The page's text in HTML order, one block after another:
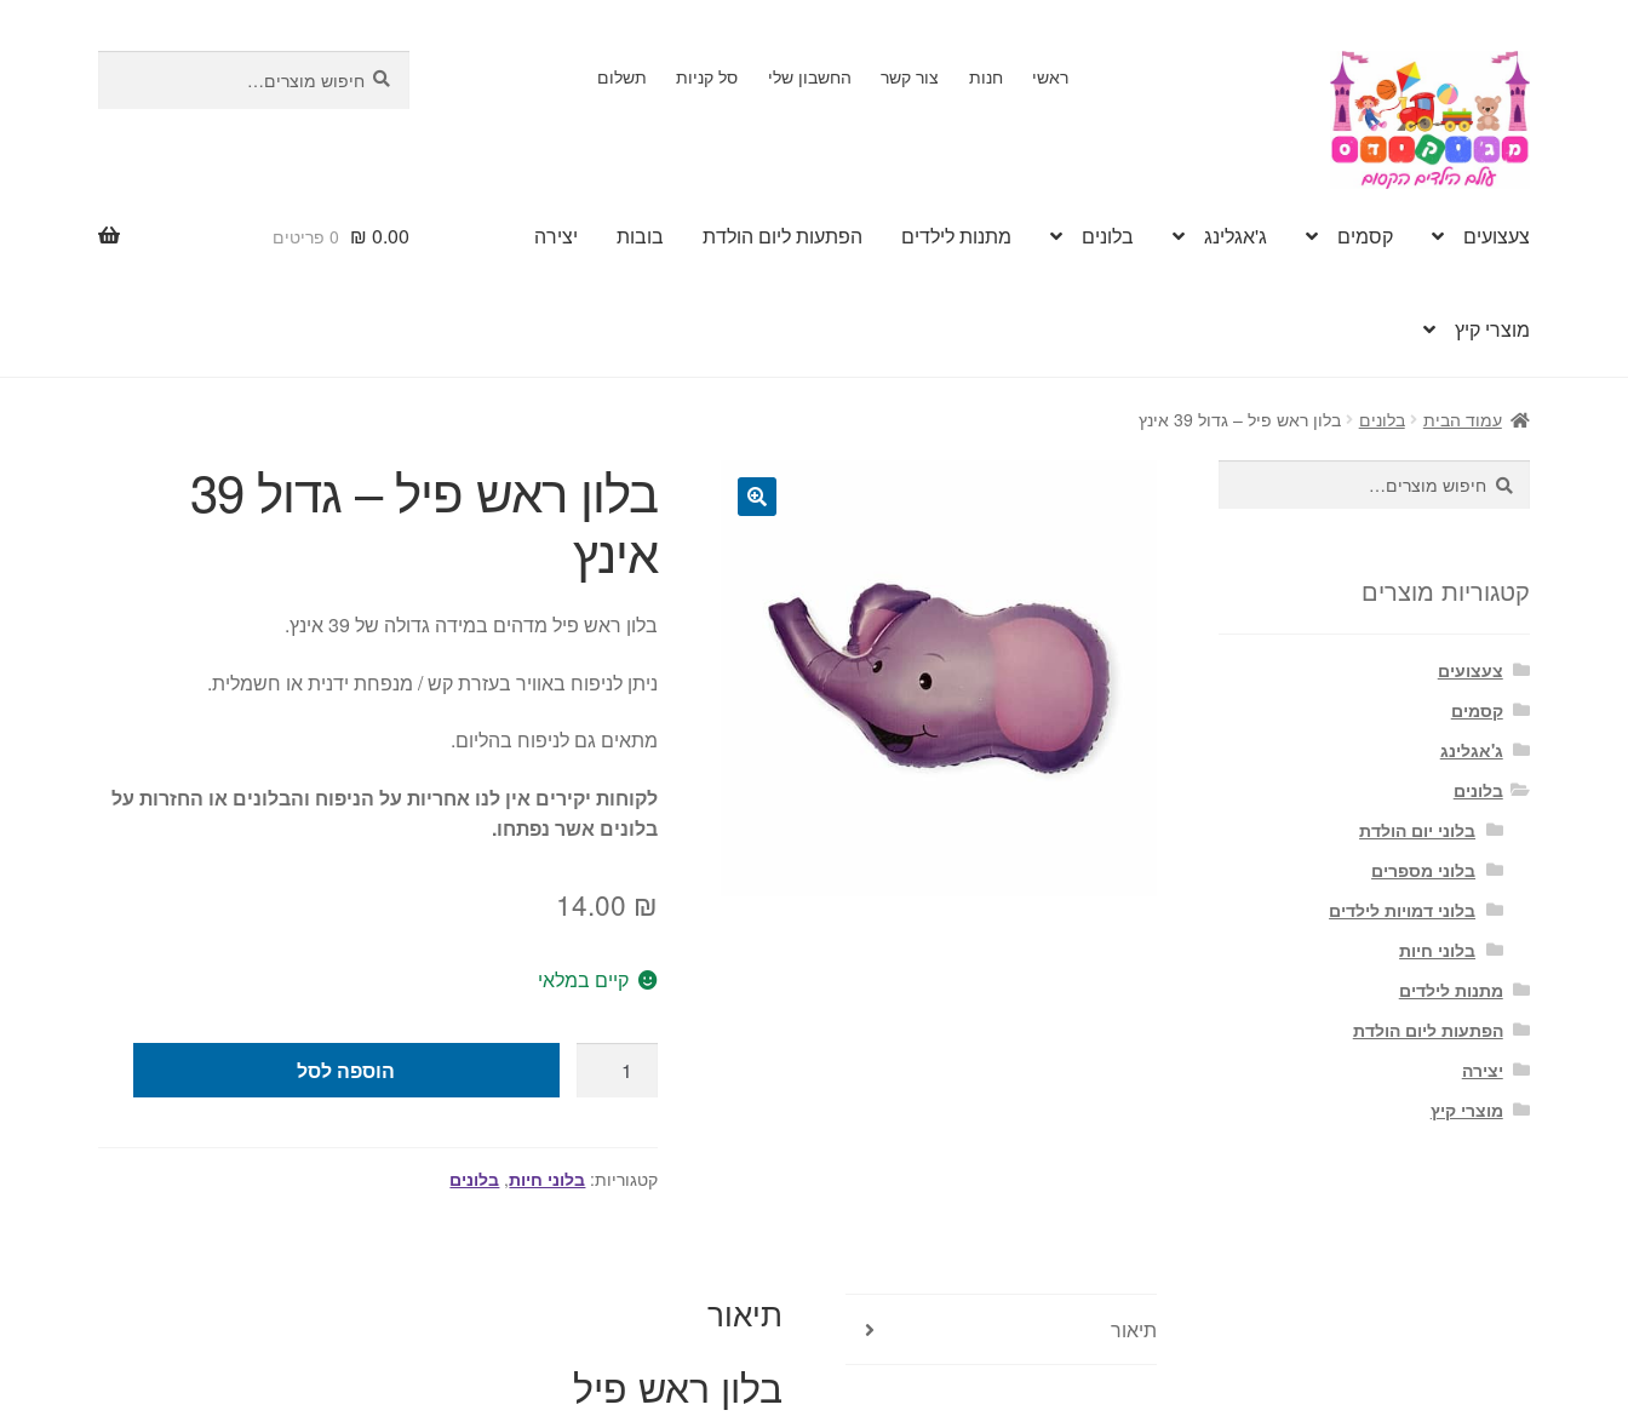
דלג
לניווט
לדלג
לתוכן
ראשי חנות צור קשר החשבון שלי סל קניות תשלום
עבור:
צעצועים קסמים ג'אגלינג בלונים מתנות לילדים הפתעות ליום הולדת בובות יצירה
מוצרי קיץ
0.00
₪ 0 פריטים
עמוד הבית בלונים בלון ראש פיל – גדול 39 אינץ
בלון ראש פיל – גדול 39
אינץ
בלון ראש פיל מדהים במידה גדולה של 39 אינץ.
ניתן לניפוח באוויר בעזרת קש / מנפחת ידנית או חשמלית.
מתאים גם לניפוח בהליום.
לקוחות יקירים אין לנו אחריות על הניפוח והבלונים או החזרות על
בלונים אשר נפתחו.
14.00 ₪
קיים במלאי
פיל
הוספה לסל
קטגוריות: בלוני חיות, בלונים
תיאור תיאור
בלון ראש פיל
חיפוש
עבור:
חיפוש
קטגוריות מוצרים
צעצועים
קסמים
ג'אגלינג
בלונים
בלוני יום הולדת
בלוני מספרים
בלוני דמויות לילדים
בלוני חיות
מתנות לילדים
הפתעות ליום הולדת
יצירה
מוצרי קיץ